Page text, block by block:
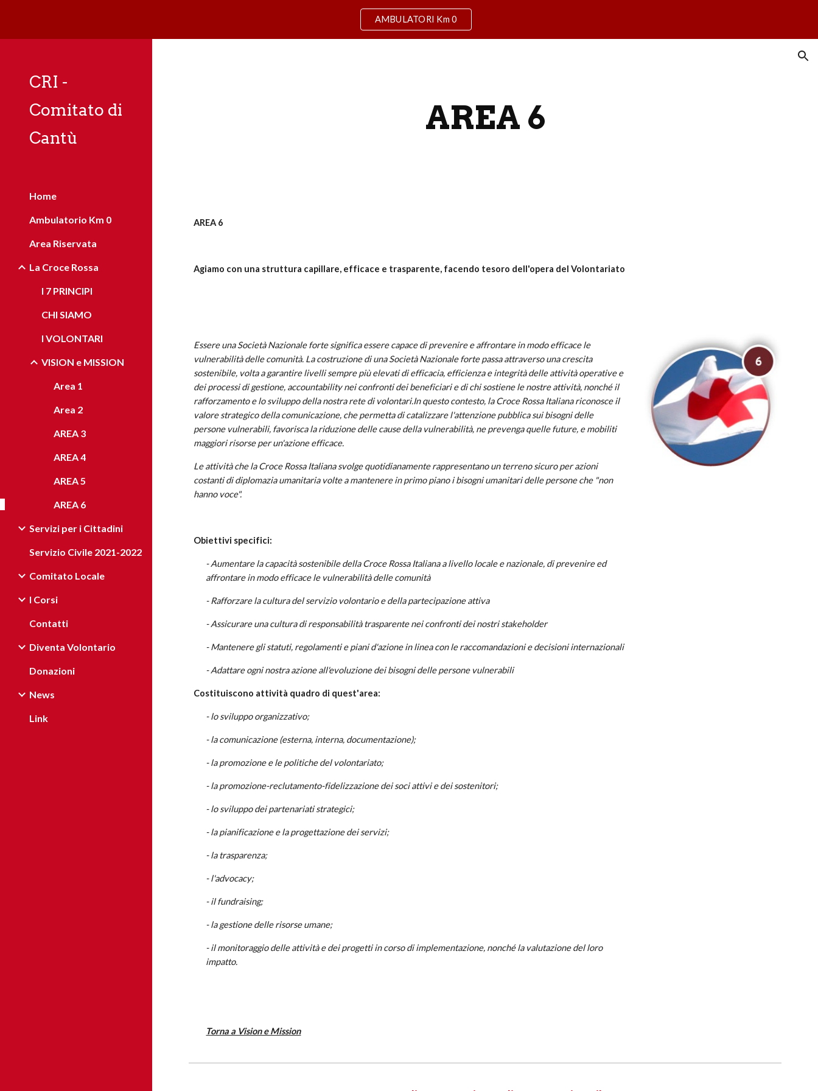
AMBULATORI Km 0
CRI -
Comitato di
Cantù
Home
Ambulatorio Km 0
Area Riservata
La Croce Rossa
I 7 PRINCIPI
CHI SIAMO
I VOLONTARI
VISION e MISSION
Area 1
Area 2
AREA 3
AREA 4
AREA 5
AREA 6
Servizi per i Cittadini
Servizio Civile 2021-2022
Comitato Locale
I Corsi
Contatti
Diventa Volontario
Donazioni
News
Link
AREA 6
AREA 6
Agiamo con una struttura capillare, efficace e trasparente, facendo tesoro dell'opera del Volontariato
Essere una Società Nazionale forte significa essere capace di prevenire e affrontare in modo efficace le
vulnerabilità delle comunità. La costruzione di una Società Nazionale forte passa attraverso una crescita
sostenibile, volta a garantire livelli sempre più elevati di efficacia, efficienza e integrità delle attività operative e
dei processi di gestione, accountability nei confronti dei beneficiari e di chi sostiene le nostre attività, nonché il
rafforzamento e lo sviluppo della nostra rete di volontari.In questo contesto, la Croce Rossa Italiana riconosce il
valore strategico della comunicazione, che permetta di catalizzare l'attenzione pubblica sui bisogni delle
persone vulnerabili, favorisca la riduzione delle cause della vulnerabilità, ne prevenga quelle future, e mobiliti
maggiori risorse per un'azione efficace.
Le attività che la Croce Rossa Italiana svolge quotidianamente rappresentano un terreno sicuro per azioni
costanti di diplomazia umanitaria volte a mantenere in primo piano i bisogni umanitari delle persone che "non
hanno voce".
Obiettivi specifici:
- Aumentare la capacità sostenibile della Croce Rossa Italiana a livello locale e nazionale, di prevenire ed
affrontare in modo efficace le vulnerabilità delle comunità
- Rafforzare la cultura del servizio volontario e della partecipazione attiva
- Assicurare una cultura di responsabilità trasparente nei confronti dei nostri stakeholder
- Mantenere gli statuti, regolamenti e piani d'azione in linea con le raccomandazioni e decisioni internazionali
- Adattare ogni nostra azione all'evoluzione dei bisogni delle persone vulnerabili
Costituiscono attività quadro di quest'area:
- lo sviluppo organizzativo;
- la comunicazione (esterna, interna, documentazione);
- la promozione e le politiche del volontariato;
- la promozione-reclutamento-fidelizzazione dei soci attivi e dei sostenitori;
- lo sviluppo dei partenariati strategici;
- la pianificazione e la progettazione dei servizi;
- la trasparenza;
- l'advocacy;
- il fundraising;
- la gestione delle risorse umane;
- il monitoraggio delle attività e dei progetti in corso di implementazione, nonché la valutazione del loro
impatto.
Torna a Vision e Mission